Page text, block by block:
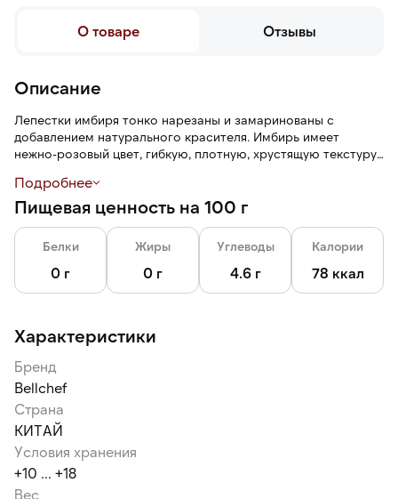
О товаре Отзывы
Описание
Лепестки имбиря тонко нарезаны и замаринованы с
добавлением натурального красителя. Имбирь имеет
нежно-розовый цвет, гибкую, плотную, хрустящую текстуру,
Лепестки легко отделяются друг от друга.
Подробнее
Пищевая ценность на 100 г
Белки
0 г
Жиры
0 г
Углеводы
4.6 г
Калории
78 ккал
Характеристики
Бренд
Bellсhef
Страна
КИТАЙ
Условия хранения
+10 ... +18
Вес